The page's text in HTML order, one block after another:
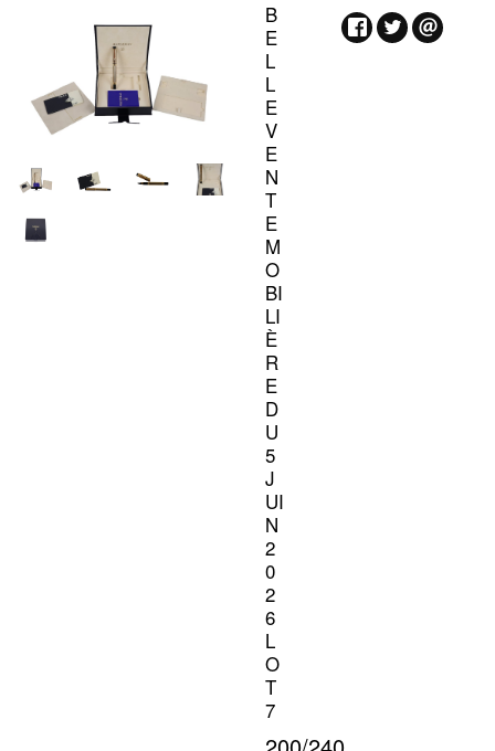
B
E
L
L
E
V
E
N
T
E
M
O
BI
LI
È
R
E
D
U
5
J
UI
N
2
0
2
6
L
O
T
7